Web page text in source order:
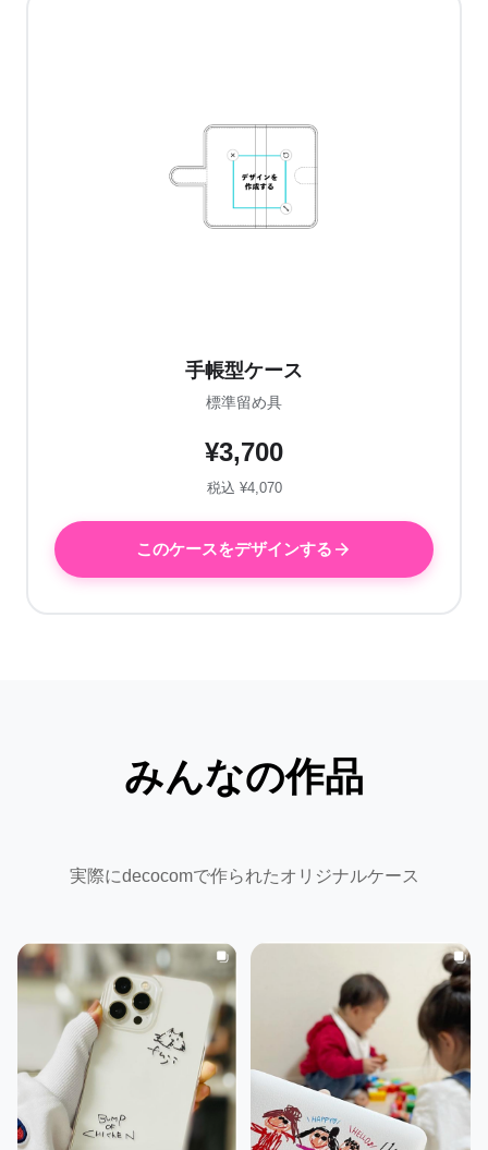
手帳型ケース
標準留め具
¥3,700
税込 ¥4,070
このケースをデザインする
みんなの作品
実際にdecocomで作られたオリジナルケース